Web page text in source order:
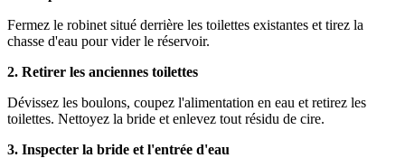
Fermez le robinet situé derrière les toilettes existantes et tirez la
chasse d'eau pour vider le réservoir.
2. Retirer les anciennes toilettes
Dévissez les boulons, coupez l'alimentation en eau et retirez les
toilettes. Nettoyez la bride et enlevez tout résidu de cire.
3. Inspecter la bride et l'entrée d'eau